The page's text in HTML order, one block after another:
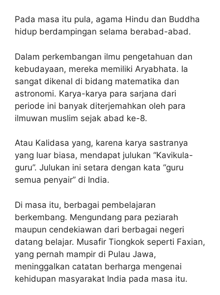
Pada masa itu pula, agama Hindu dan Buddha
hidup berdampingan selama berabad-abad.
Dalam perkembangan ilmu pengetahuan dan
kebudayaan, mereka memiliki Aryabhata. Ia
sangat dikenal di bidang matematika dan
astronomi. Karya-karya para sarjana dari
periode ini banyak diterjemahkan oleh para
ilmuwan muslim sejak abad ke-8.
Atau Kalidasa yang, karena karya sastranya
yang luar biasa, mendapat julukan “Kavikula-
guru”. Julukan ini setara dengan kata “guru
semua penyair” di India.
Di masa itu, berbagai pembelajaran
berkembang. Mengundang para peziarah
maupun cendekiawan dari berbagai negeri
datang belajar. Musafir Tiongkok seperti Faxian,
yang pernah mampir di Pulau Jawa,
meninggalkan catatan berharga mengenai
kehidupan masyarakat India pada masa itu.